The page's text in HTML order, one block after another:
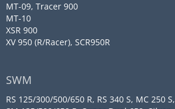
MT-09, Tracer 900
MT-10
XSR 900
XV 950 (R/Racer), SCR950R
SWM
RS 125/300/500/650 R, RS 340 S, MC 250 S,